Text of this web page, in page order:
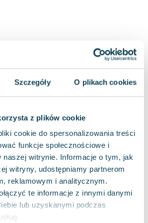
Szczegóły O plikach cookies
z plików cookie
cookie do spersonalizowania treści
funkcje społecznościowe i
naszej witrynie. Informacje o tym, jak
witryny, udostępniamy partnerom
reklamowym i analitycznym.
te informacje z innymi danymi
lub uzyskanymi podczas